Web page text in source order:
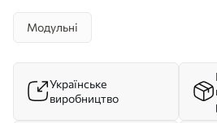
Модульні
Українське
виробництво